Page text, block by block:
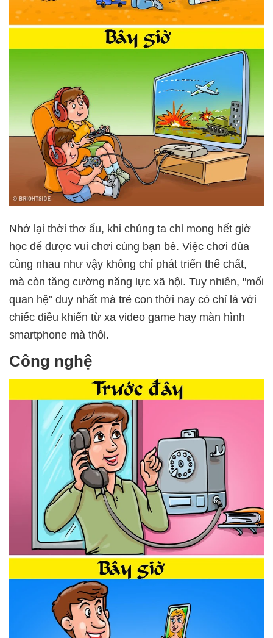
Nhớ lại thời thơ ấu, khi chúng ta chỉ mong hết giờ
học để được vui chơi cùng bạn bè. Việc chơi đùa
cùng nhau như vậy không chỉ phát triển thể chất,
mà còn tăng cường năng lực xã hội. Tuy nhiên, "mối
quan hệ" duy nhất mà trẻ con thời nay có chỉ là với
chiếc điều khiển từ xa video game hay màn hình
smartphone mà thôi.
Công nghệ